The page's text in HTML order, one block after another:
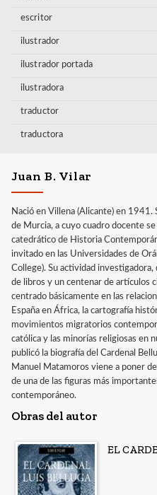
escritor
ilustrador
ilustrador portada
ilustradora
traductor
traductora
Juan B. Vilar
Nació en Villena (Alicante) en
de Murcia, a cuyo cuadro docente
catedrático de Historia
invitado en las Universidades de
College). Su actividad
de libros y un centenar de artículos
centrado básicamente en las
España en África, la cartografía
movimientos migratorios
católica y las minorías religiosas en
publicó la biografía del Cardenal
Manuel Matamoros viene a poner
de una de las figuras más
contemporáneo.
Obras del autor
EL